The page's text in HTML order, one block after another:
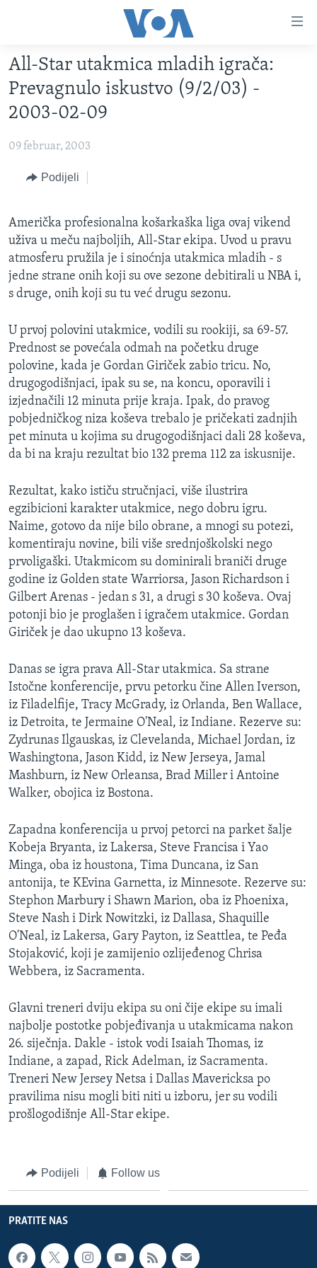
glavni
sadržaj
Pređi
na
glavnu
VIJESTI
SJEDINJENE AMERIČKE DRŽAVE
SVIJET
NAUKA I TEHNOLOGIJA
KORUPCIJA
SLOBODA MEDIJA
ŽENSKA STRANA
IZBJEGLIČKA STRANA
MAGAZIN
O GLASU AMERIKE
Learning English
PRATITE NAS
Jezici
All-Star utakmica mladih igrača:
Prevagnulo iskustvo (9/2/03) -
2003-02-09
09 februar, 2003
Podijeli
Američka profesionalna košarkaška liga ovaj vikend
uživa u meču najboljih, All-Star ekipa. Uvod u pravu
atmosferu pružila je i sinoćnja utakmica mladih - s
jedne strane onih koji su ove sezone debitirali u NBA i,
s druge, onih koji su tu već drugu sezonu.
U prvoj polovini utakmice, vodili su rookiji, sa 69-57.
Prednost se povećala odmah na početku druge
polovine, kada je Gordan Giriček zabio tricu. No,
drugogodišnjaci, ipak su se, na koncu, oporavili i
izjednačili 12 minuta prije kraja. Ipak, do pravog
pobjedničkog niza koševa trebalo je pričekati zadnjih
pet minuta u kojima su drugogodišnjaci dali 28 koševa,
da bi na kraju rezultat bio 132 prema 112 za iskusnije.
Rezultat, kako ističu stručnjaci, više ilustrira
egzibicioni karakter utakmice, nego dobru igru.
Naime, gotovo da nije bilo obrane, a mnogi su potezi,
komentiraju novine, bili više srednjoškolski nego
prvoligaški. Utakmicom su dominirali braniči druge
godine iz Golden state Warriorsa, Jason Richardson i
Gilbert Arenas - jedan s 31, a drugi s 30 koševa. Ovaj
potonji bio je proglašen i igračem utakmice. Gordan
Giriček je dao ukupno 13 koševa.
Danas se igra prava All-Star utakmica. Sa strane
Istočne konferencije, prvu petorku čine Allen Iverson,
iz Filadelfije, Tracy McGrady, iz Orlanda, Ben Wallace,
iz Detroita, te Jermaine O'Neal, iz Indiane. Rezerve su:
Zydrunas Ilgauskas, iz Clevelanda, Michael Jordan, iz
Washingtona, Jason Kidd, iz New Jerseya, Jamal
Mashburn, iz New Orleansa, Brad Miller i Antoine
Walker, obojica iz Bostona.
Zapadna konferencija u prvoj petorci na parket šalje
Kobeja Bryanta, iz Lakersa, Steve Francisa i Yao
Minga, oba iz houstona, Tima Duncana, iz San
antonija, te KEvina Garnetta, iz Minnesote. Rezerve su:
Stephon Marbury i Shawn Marion, oba iz Phoenixa,
Steve Nash i Dirk Nowitzki, iz Dallasa, Shaquille
O'Neal, iz Lakersa, Gary Payton, iz Seattlea, te Peđa
Stojaković, koji je zamijenio ozlijeđenog Chrisa
Webbera, iz Sacramenta.
Glavni treneri dviju ekipa su oni čije ekipe su imali
najbolje postotke pobjeđivanja u utakmicama nakon
26. siječnja. Dakle - istok vodi Isaiah Thomas, iz
Indiane, a zapad, Rick Adelman, iz Sacramenta.
Treneri New Jersey Netsa i Dallas Mavericksa po
pravilima nisu mogli biti niti u izboru, jer su vodili
prošlogodišnje All-Star ekipe.
Podijeli Follow us
PRATITE NAS